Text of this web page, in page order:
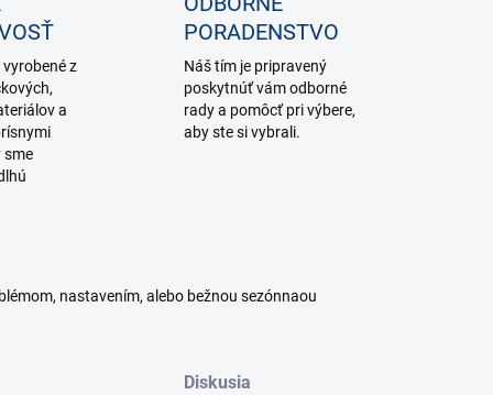
vyrobené z
a
sme
PORADENSTVO
Náš tím je pripravený
poskytnúť vám odborné
rady a pomôcť pri výbere,
aby ste si vybrali.
nastavením, alebo bežnou sezónnaou
Diskusia